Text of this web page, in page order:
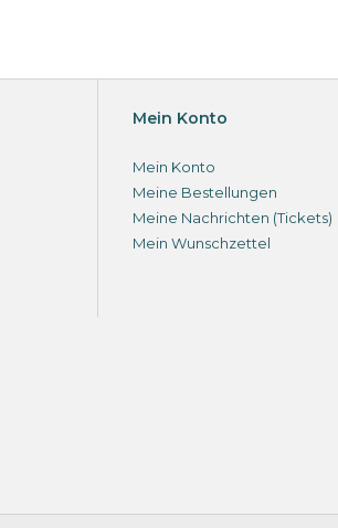
Mein Konto
Mein Konto
Meine Bestellungen
Meine Nachrichten (Tickets)
Mein Wunschzettel